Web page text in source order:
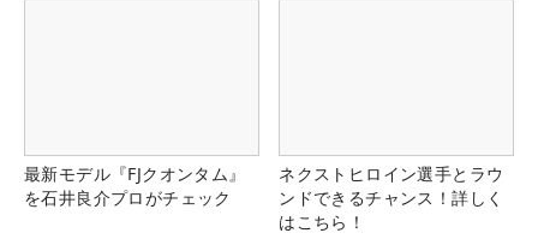
最新モデル『FJクオンタム』
を石井良介プロがチェック
ネクストヒロイン選手とラウ
ンドできるチャンス！詳しく
はこちら！